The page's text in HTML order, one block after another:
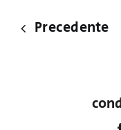
Precedente